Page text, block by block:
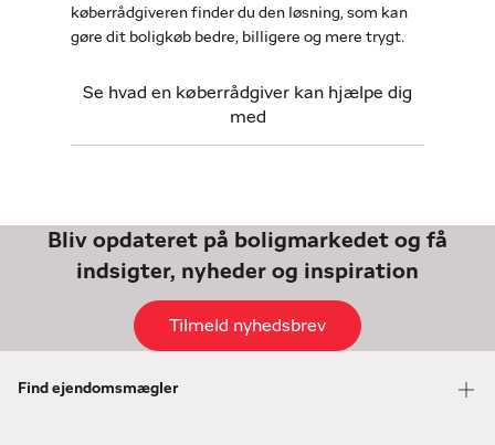
køberrådgiveren finder du den løsning, som kan
gøre dit boligkøb bedre, billigere og mere trygt.
Se hvad en køberrådgiver kan hjælpe dig
med
Bliv opdateret på boligmarkedet og få
indsigter, nyheder og inspiration
Tilmeld nyhedsbrev
Find ejendomsmægler